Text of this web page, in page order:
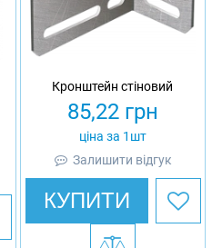
Кронштейн стіновий
85,22 грн
ціна за 1шт
Залишити відгук
КУПИТИ